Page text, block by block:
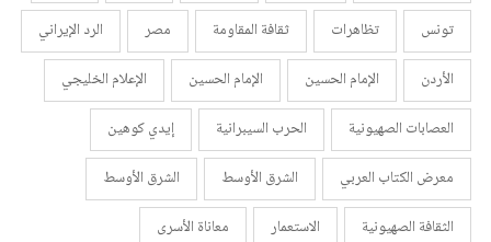
تونس
تظاهرات ثقافة المقاومة مصر
الرد الإيراني
الأردن
الإمام الحسين الإمام الحسين
الإعلام الخليجي
العصابات الصهيونية
الحرب السيبرانية
إيدي كوهين
معرض الكتاب العربي
الشرق الأوسط
الشرق الأوسط
الثقافة الصهيونية
الاستعمار
معاناة الأسرى